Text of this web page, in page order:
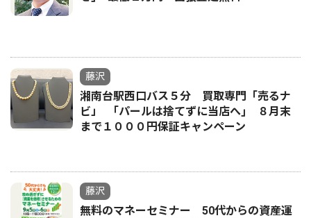
藤沢
湘南台駅西口バス５分 買取専門「売るナ
ビ」 ｢パールは捨てずに当店へ｣ ８月末
まで１０００円保証キャンペーン
藤沢
無料のマネーセミナー 50代からの資産運